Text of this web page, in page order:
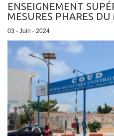
ENSEIGNEMENT
MESURES PHARES
03 - Juin - 2024